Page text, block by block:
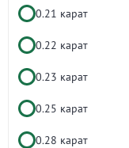
0.21 карат
0.22 карат
0.23 карат
0.25 карат
0.28 карат